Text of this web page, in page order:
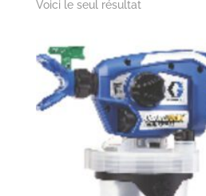
Voici le seul résultat